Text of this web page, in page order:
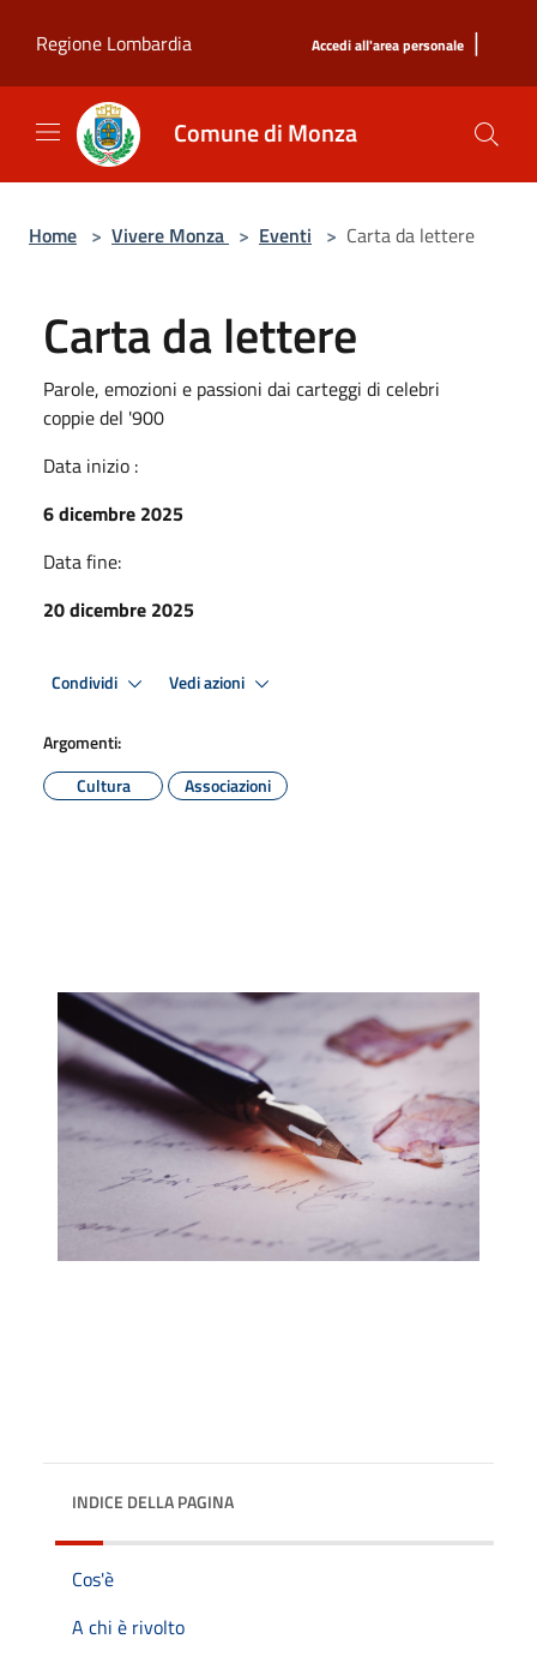
Regione Lombardia
Accedi all'area personale |
Comune di Monza
Home > Vivere Monza > Eventi > Carta da lettere
Carta da lettere
Parole, emozioni e passioni dai carteggi di celebri
coppie del '900
Data inizio :
6 dicembre 2025
Data fine:
20 dicembre 2025
Condividi Vedi azioni
Argomenti:
Cultura
Associazioni
INDICE DELLA PAGINA
Cos'è
A chi è rivolto